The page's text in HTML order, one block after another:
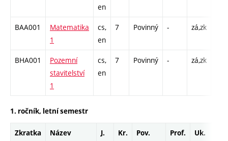
en
BAA001
Matematika
1
cs,
en
7 Povinný - zá,zk
BHA001
Pozemní
stavitelství
1
cs,
en
7 Povinný - zá,zk
1. ročník, letní semestr
Zkratka Název J. Kr. Pov. Prof. Uk.